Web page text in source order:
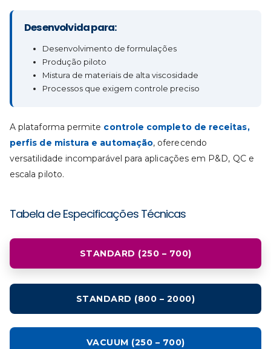
Desenvolvida para:
Desenvolvimento de formulações
Produção piloto
Mistura de materiais de alta viscosidade
Processos que exigem controle preciso
A plataforma permite controle completo de receitas,
perfis de mistura e automação, oferecendo
versatilidade incomparável para aplicações em P&D, QC e
escala piloto.
Tabela de Especificações Técnicas
STANDARD (250 – 700)
STANDARD (800 – 2000)
VACUUM (250 – 700)